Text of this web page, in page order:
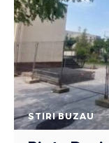
STIRI BUZAU